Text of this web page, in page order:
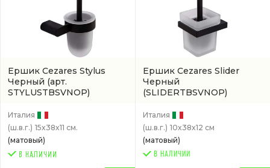
Ершик Cezares Stylus
Черный (арт.
STYLUSTBSVNOP)
Италия
(ш.в.г.) 15x38x11 см.
(матовый)
Ершик Cezares Slider
Черный
(SLIDERTBSVNOP)
Италия
(ш.в.г.) 10x38x12 см
(матовый)
В НАЛИЧИИ